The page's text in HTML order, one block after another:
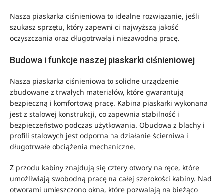
Nasza piaskarka ciśnieniowa to idealne rozwiązanie, jeśli
szukasz sprzętu, który zapewni ci najwyższą jakość
oczyszczania oraz długotrwałą i niezawodną pracę.
Budowa i funkcje naszej piaskarki ciśnieniowej
Nasza piaskarka ciśnieniowa to solidne urządzenie
zbudowane z trwałych materiałów, które gwarantują
bezpieczną i komfortową pracę. Kabina piaskarki wykonana
jest z stalowej konstrukcji, co zapewnia stabilność i
bezpieczeństwo podczas użytkowania. Obudowa z blachy i
profili stalowych jest odporna na działanie ścierniwa i
długotrwałe obciążenia mechaniczne.
Z przodu kabiny znajdują się cztery otwory na ręce, które
umożliwiają swobodną pracę na całej szerokości kabiny. Nad
otworami umieszczono okna, które pozwalają na bieżąco